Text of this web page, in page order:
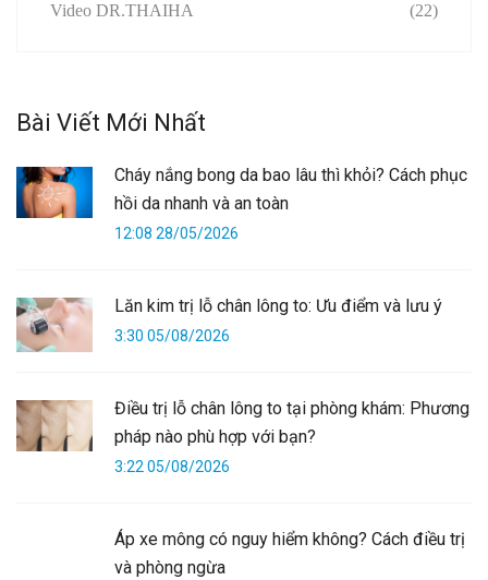
Video DR.THAIHA (22)
Bài Viết Mới Nhất
Cháy nắng bong da bao lâu thì khỏi? Cách phục
hồi da nhanh và an toàn
12:08 28/05/2026
Lăn kim trị lỗ chân lông to: Ưu điểm và lưu ý
3:30 05/08/2026
Điều trị lỗ chân lông to tại phòng khám: Phương
pháp nào phù hợp với bạn?
3:22 05/08/2026
Áp xe mông có nguy hiểm không? Cách điều trị
và phòng ngừa